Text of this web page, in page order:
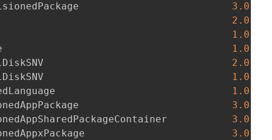
3.0
Get-DiskSNV 2.0
Get-DiskSNV 1.0
Get-Language 1.0
PhysicalDiskSNV 2.0
PhysicalDiskSNV 1.0
PreferredLanguage 1.0
3.0
3.0
3.0